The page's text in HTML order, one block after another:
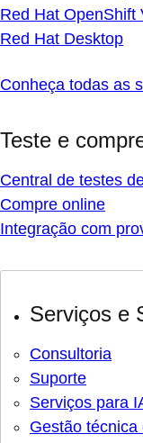
Red Hat OpenShift
Red Hat Desktop
Conheça todas as
Teste e
Central de testes
Compre online
Integração com
Serviços e
Consultoria
Suporte
Serviços para
Gestão técnica